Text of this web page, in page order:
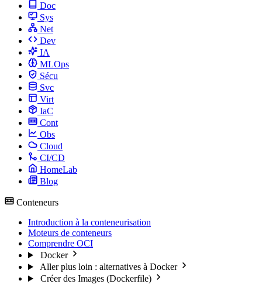
Doc
Sys
Net
Dev
IA
MLOps
Sécu
Svc
Virt
IaC
Cont
Obs
Cloud
CI/CD
HomeLab
Blog
Conteneurs
Introduction à la conteneurisation
Moteurs de conteneurs
Comprendre OCI
Docker
Aller plus loin : alternatives à Docker
Créer des Images (Dockerfile)